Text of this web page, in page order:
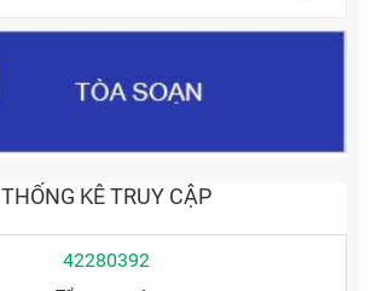
THỐNG KÊ TRUY CẬP
42280392